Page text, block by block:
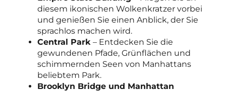
diesem ikonischen Wolkenkratzer vorbei
und genießen Sie einen Anblick, der Sie
sprachlos machen wird.
Central Park – Entdecken Sie die
gewundenen Pfade, Grünflächen und
schimmernden Seen von Manhattans
beliebtem Park.
Brooklyn Bridge und Manhattan